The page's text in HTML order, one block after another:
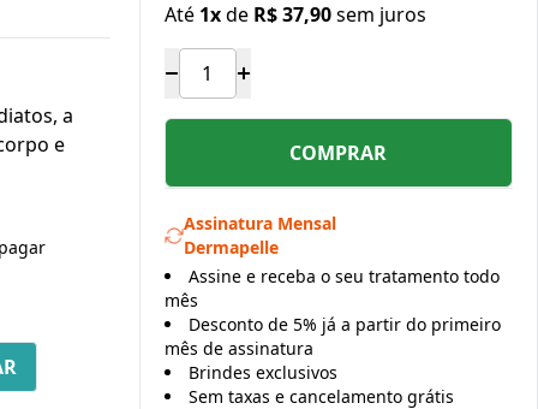
a
e
Até 1xde R$ 37,90sem juros
COMPRAR
Assinatura Mensal
Dermapelle
Assine e receba o seu tratamento todo
mês
Desconto de 5% já a partir do primeiro
mês de assinatura
Brindes exclusivos
Sem taxas e cancelamento grátis